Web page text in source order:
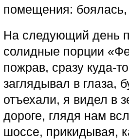
помещения: боялась,
На следующий день
солид­ные порции
пожрав, сразу куда-
заглядывал в глаза,
отъехали, я видел в
дороге, глядя нам
шоссе, прикидывая,